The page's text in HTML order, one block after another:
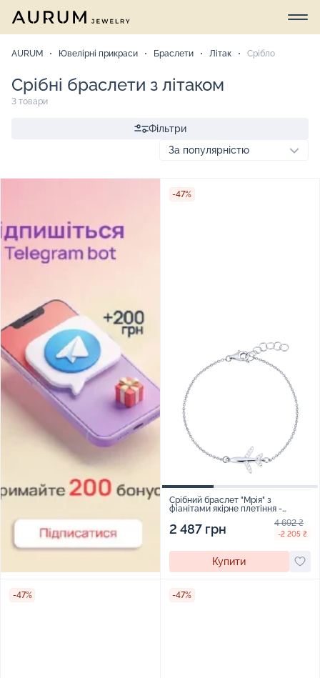
AURUM Ювелірні прикраси Браслети Літак Срібло
Срібні браслети з літаком
3 товари
Фільтри
-47%
Срібний браслет "Мрія" з
фіанітами якірне плетіння -
2 487 грн 4 692 ₴
-2 205 ₴
Купити
-47% -47%